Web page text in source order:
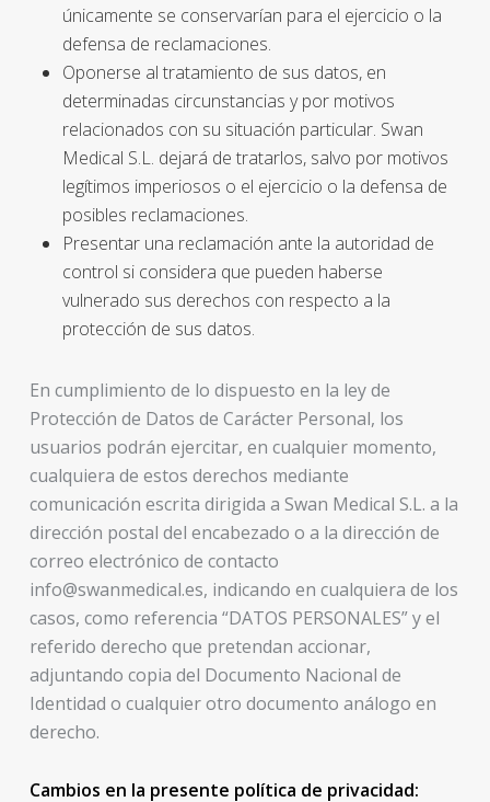
únicamente se conservarían para el ejercicio o la
defensa de reclamaciones.
Oponerse al tratamiento de sus datos, en
determinadas circunstancias y por motivos
relacionados con su situación particular. Swan
Medical S.L. dejará de tratarlos, salvo por motivos
legítimos imperiosos o el ejercicio o la defensa de
posibles reclamaciones.
Presentar una reclamación ante la autoridad de
control si considera que pueden haberse
vulnerado sus derechos con respecto a la
protección de sus datos.
En cumplimiento de lo dispuesto en la ley de
Protección de Datos de Carácter Personal, los
usuarios podrán ejercitar, en cualquier momento,
cualquiera de estos derechos mediante
comunicación escrita dirigida a Swan Medical S.L. a la
dirección postal del encabezado o a la dirección de
correo electrónico de contacto
info@swanmedical.es, indicando en cualquiera de los
casos, como referencia “DATOS PERSONALES” y el
referido derecho que pretendan accionar,
adjuntando copia del Documento Nacional de
Identidad o cualquier otro documento análogo en
derecho.
Cambios en la presente política de privacidad: